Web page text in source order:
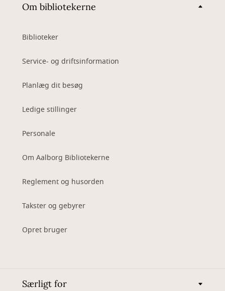
Om bibliotekerne
Biblioteker
Service- og driftsinformation
Planlæg dit besøg
Ledige stillinger
Personale
Om Aalborg Bibliotekerne
Reglement og husorden
Takster og gebyrer
Opret bruger
Særligt for